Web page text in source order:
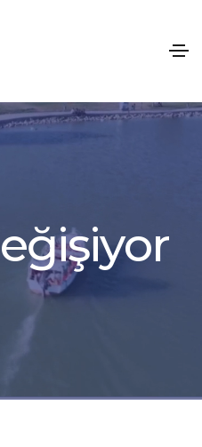
eğişiyor